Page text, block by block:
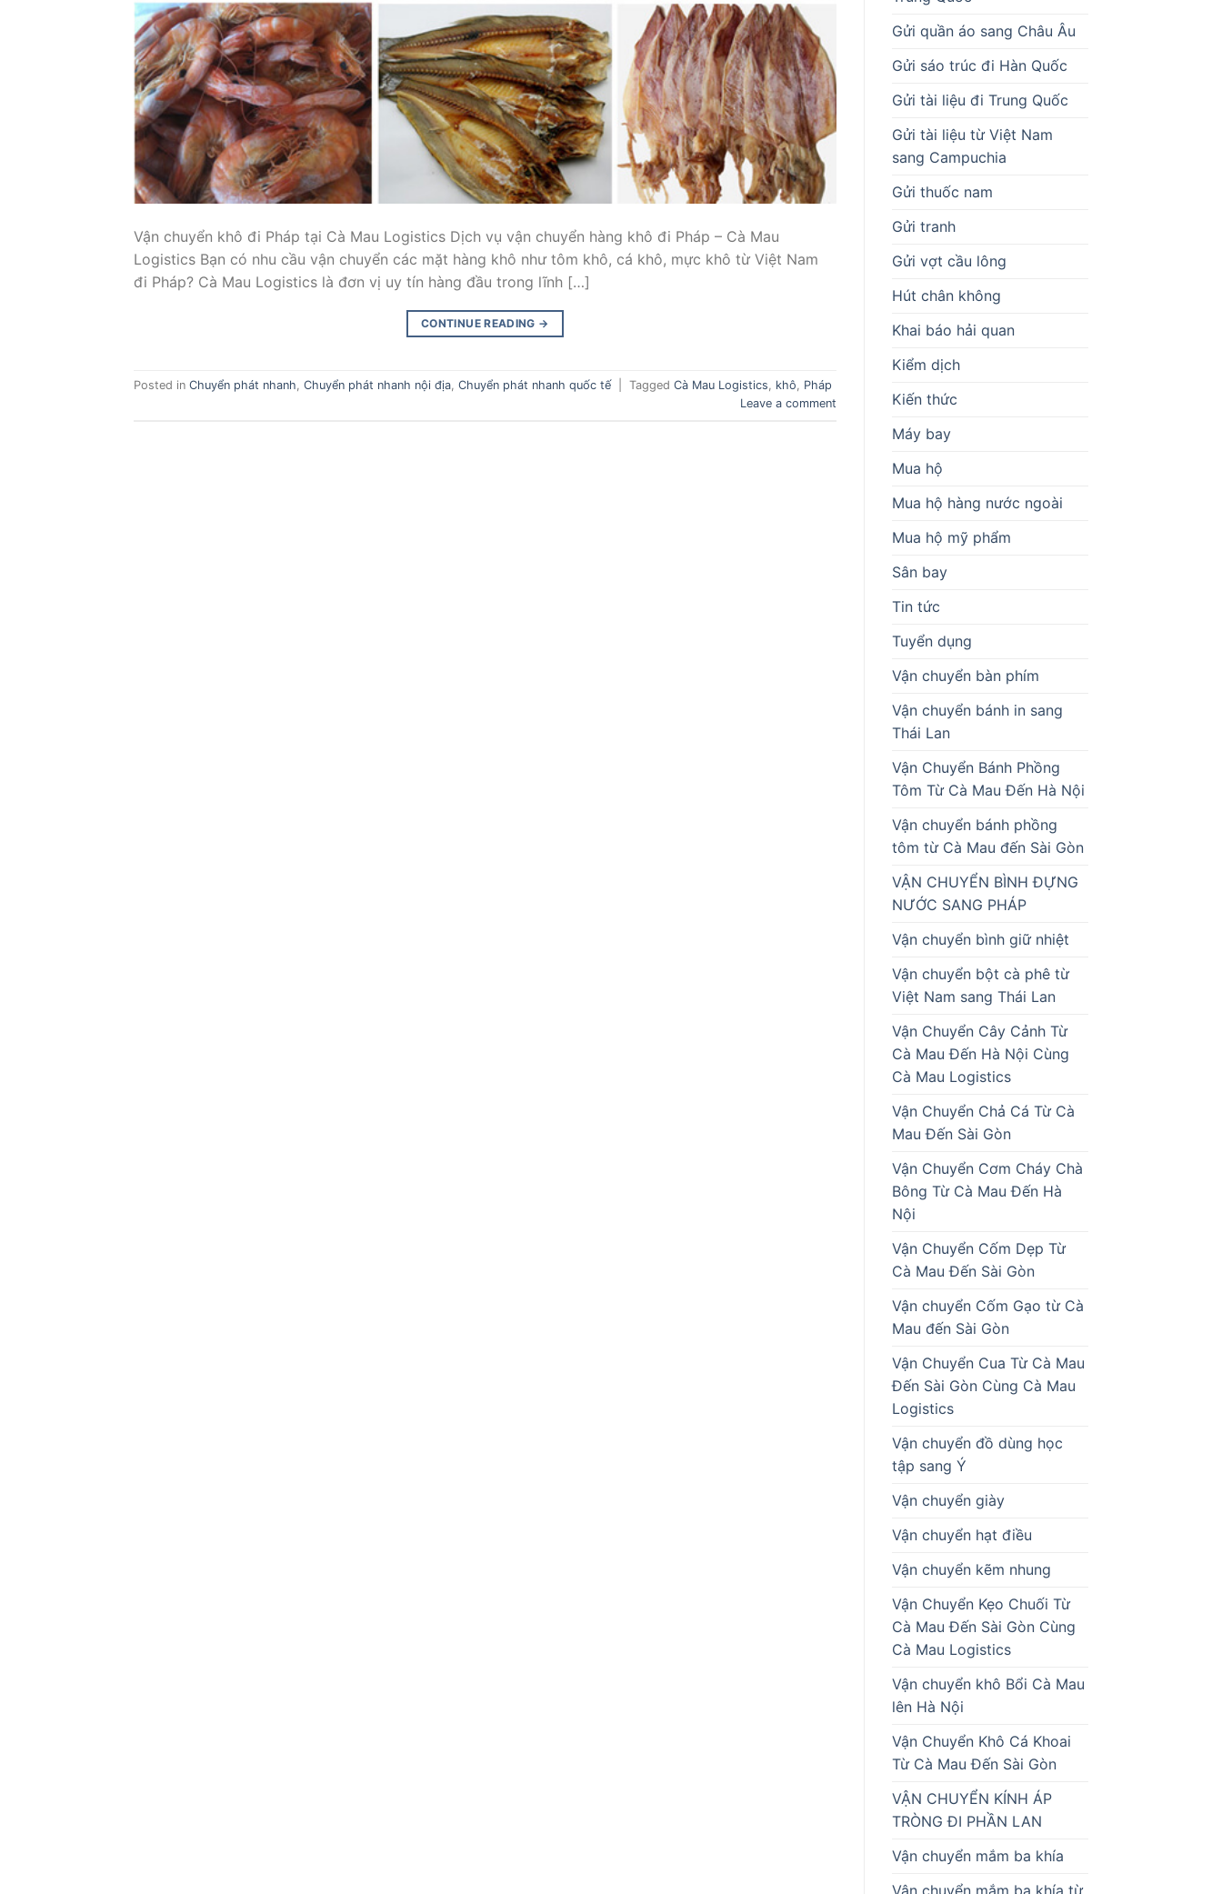
Vận chuyển khô đi Pháp tại Cà Mau Logistics Dịch vụ vận chuyển hàng khô đi Pháp – Cà Mau
Logistics Bạn có nhu cầu vận chuyển các mặt hàng khô như tôm khô, cá khô, mực khô từ Việt Nam
đi Pháp? Cà Mau Logistics là đơn vị uy tín hàng đầu trong lĩnh […]
CONTINUE READING →
Posted in Chuyển phát nhanh Chuyển phát nhanh nội địa Chuyển phát nhanh quốc tế Tagged Cà Mau Logistics khô
Pháp
Leave a comment
Gửi quần áo sang Châu Âu
Gửi sáo trúc đi Hàn Quốc
Gửi tài liệu đi Trung Quốc
Gửi tài liệu từ Việt Nam
sang Campuchia
Gửi thuốc nam
Gửi tranh
Gửi vợt cầu lông
Hút chân không
Khai báo hải quan
Kiểm dịch
Kiến thức
Máy bay
Mua hộ
Mua hộ hàng nước ngoài
Mua hộ mỹ phẩm
Sân bay
Tin tức
Tuyển dụng
Vận chuyển bàn phím
Vận chuyển bánh in sang
Thái Lan
Vận Chuyển Bánh Phồng
Tôm Từ Cà Mau Đến Hà Nội
Vận chuyển bánh phồng
tôm từ Cà Mau đến Sài Gòn
VẬN CHUYỂN BÌNH ĐỰNG
NƯỚC SANG PHÁP
Vận chuyển bình giữ nhiệt
Vận chuyển bột cà phê từ
Việt Nam sang Thái Lan
Vận Chuyển Cây Cảnh Từ
Cà Mau Đến Hà Nội Cùng
Cà Mau Logistics
Vận Chuyển Chả Cá Từ Cà
Mau Đến Sài Gòn
Vận Chuyển Cơm Cháy Chà
Bông Từ Cà Mau Đến Hà
Nội
Vận Chuyển Cốm Dẹp Từ
Cà Mau Đến Sài Gòn
Vận chuyển Cốm Gạo từ Cà
Mau đến Sài Gòn
Vận Chuyển Cua Từ Cà Mau
Đến Sài Gòn Cùng Cà Mau
Logistics
Vận chuyển đồ dùng học
tập sang Ý
Vận chuyển giày
Vận chuyển hạt điều
Vận chuyển kẽm nhung
Vận Chuyển Kẹo Chuối Từ
Cà Mau Đến Sài Gòn Cùng
Cà Mau Logistics
Vận chuyển khô Bổi Cà Mau
lên Hà Nội
Vận Chuyển Khô Cá Khoai
Từ Cà Mau Đến Sài Gòn
VẬN CHUYỂN KÍNH ÁP
TRÒNG ĐI PHẦN LAN
Vận chuyển mắm ba khía
Vận chuyển mắm ba khía từ